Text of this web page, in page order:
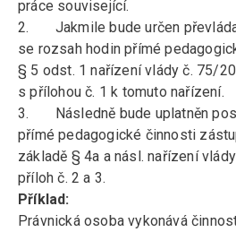
práce související.
2. Jakmile bude určen
se rozsah hodin přímé
§ 5 odst. 1 nařízení vlády č. 75/
s přílohou č. 1 k tomuto nařízení.
3. Následně bude uplatněn
přímé pedagogické činnosti
základě § 4a a násl. nařízení
příloh č. 2 a 3.
Příklad:
Právnická osoba vykonává